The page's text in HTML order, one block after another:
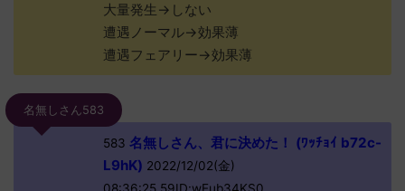
大量発生→しない
遭遇ノーマル→効果薄
遭遇フェアリー→効果薄
名無しさん583
583 名無しさん、君に決めた！ (ﾜｯﾁｮｲ b72c-
L9hK) 2022/12/02(金)